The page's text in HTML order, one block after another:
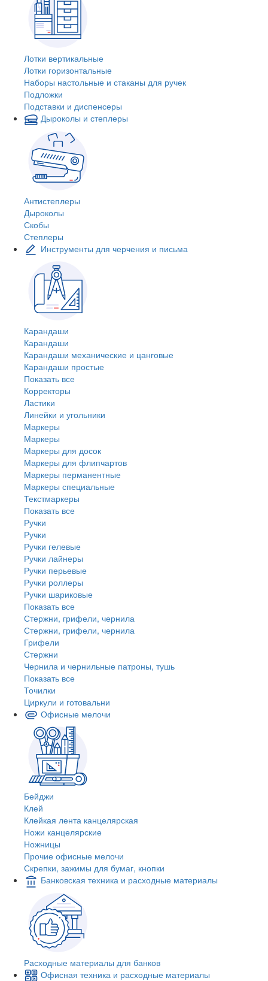
Лотки вертикальные
Лотки горизонтальные
Наборы настольные и стаканы для ручек
Подложки
Подставки и диспенсеры
Дыроколы и степлеры
Антистеплеры
Дыроколы
Скобы
Степлеры
Инструменты для черчения и письма
Карандаши
Карандаши
Карандаши механические и цанговые
Карандаши простые
Показать все
Корректоры
Ластики
Линейки и угольники
Маркеры
Маркеры
Маркеры для досок
Маркеры для флипчартов
Маркеры перманентные
Маркеры специальные
Текстмаркеры
Показать все
Ручки
Ручки
Ручки гелевые
Ручки лайнеры
Ручки перьевые
Ручки роллеры
Ручки шариковые
Показать все
Стержни, грифели, чернила
Стержни, грифели, чернила
Грифели
Стержни
Чернила и чернильные патроны, тушь
Показать все
Точилки
Циркули и готовальни
Офисные мелочи
Бейджи
Клей
Клейкая лента канцелярская
Ножи канцелярские
Ножницы
Прочие офисные мелочи
Скрепки, зажимы для бумаг, кнопки
Банковская техника и расходные материалы
Расходные материалы для банков
Офисная техника и расходные материалы